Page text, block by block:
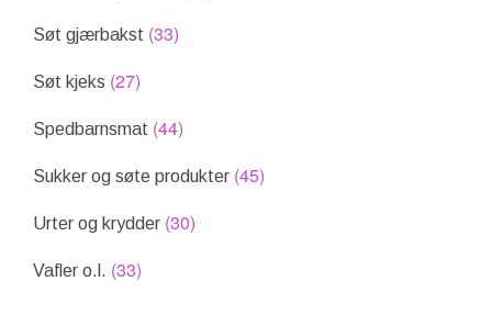
Søt gjærbakst (33)
Søt kjeks (27)
Spedbarnsmat (44)
Sukker og søte produkter (45)
Urter og krydder (30)
Vafler o.l. (33)